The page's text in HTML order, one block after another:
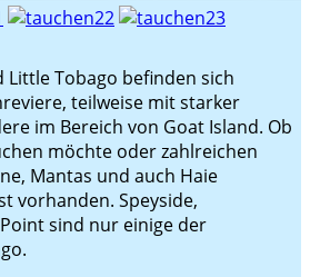
Little Tobago befinden sich
teilweise mit starker
im Bereich von Goat Island. Ob
möchte oder zahlreichen
Mantas und auch Haie
vorhanden. Speyside,
sind nur einige der